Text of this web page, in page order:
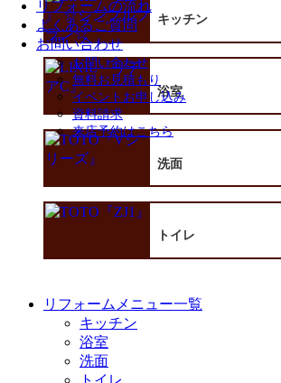
リフォームの流れ
よくあるご質問
お問い合わせ
お問い合わせ
無料お見積もり
イベントお申し込み
資料請求
来店予約はこちら
キッチン
浴室
洗面
トイレ
リフォームメニュー一覧
キッチン
浴室
洗面
トイレ